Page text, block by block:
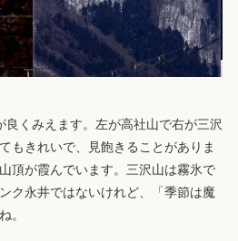
良くみえます。左が高社山で右が三沢
もきれいで、見飽きることがありま
頂が霞んでいます。三沢山は霧氷で
ク永井ではないけれど、「季節は魔
。